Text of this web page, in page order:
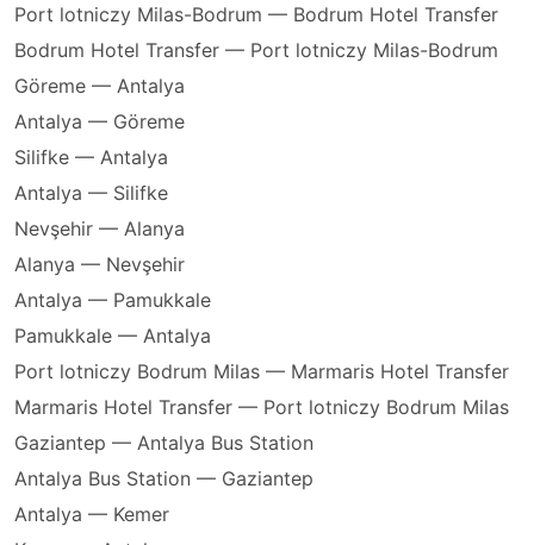
Port lotniczy Milas-Bodrum — Bodrum Hotel Transfer
Bodrum Hotel Transfer — Port lotniczy Milas-Bodrum
Göreme — Antalya
Antalya — Göreme
Silifke — Antalya
Antalya — Silifke
Nevşehir — Alanya
Alanya — Nevşehir
Antalya — Pamukkale
Pamukkale — Antalya
Port lotniczy Bodrum Milas — Marmaris Hotel Transfer
Marmaris Hotel Transfer — Port lotniczy Bodrum Milas
Gaziantep — Antalya Bus Station
Antalya Bus Station — Gaziantep
Antalya — Kemer